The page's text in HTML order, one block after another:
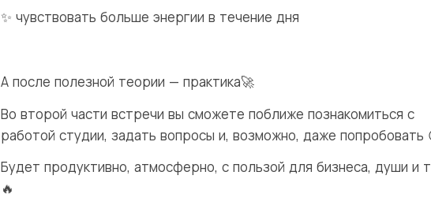
✨ чувствовать больше энергии в течение дня
А после полезной теории — практика🚀
Во второй части встречи вы сможете поближе познакомиться с
работой студии, задать вопросы и, возможно, даже попробовать
Будет продуктивно, атмосферно, с пользой для бизнеса, души и
🔥